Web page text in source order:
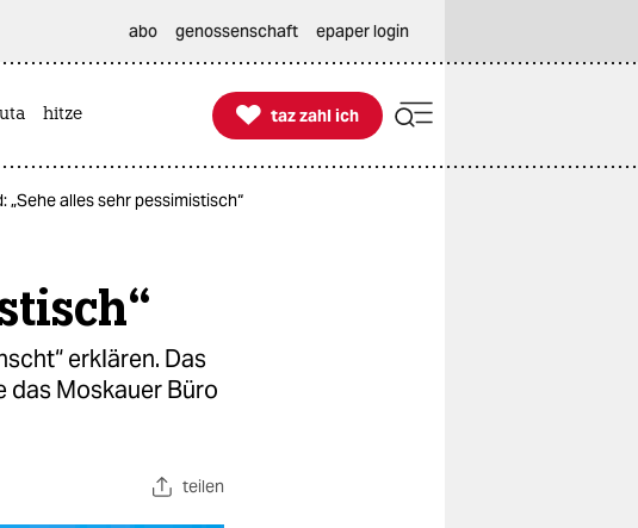
abo genossenschaft epaper login
hitze 
taz zahl ich
taz zahl ich
alles sehr pessimistisch“
erklären. Das
das Moskauer Büro
teilen